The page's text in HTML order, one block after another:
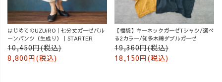
はじめてのUZUiRO｜七分丈ガーゼバル
ーンパンツ（生成り）｜STARTER
10,450円(税込)
8,800円(税込)
【福袋】キーネックガーゼTシャツ/選べ
る2カラー/知多木綿ダブルガーゼ
19,360円(税込)
18,150円(税込)